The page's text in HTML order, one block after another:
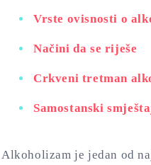
Vrste ovisnosti o
Načini da se riješe
Crkveni tretman
Samostanski
Alkoholizam je jedan od